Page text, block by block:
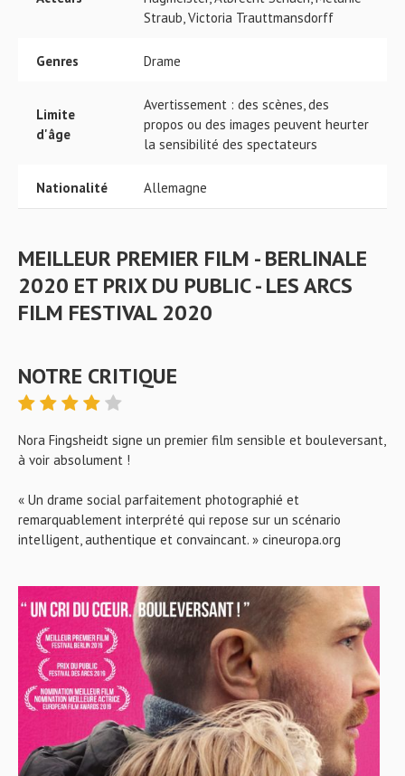
Straub, Victoria Trauttmansdorff
Genres Drame
Limite
d'âge
Avertissement : des scènes, des
propos ou des images peuvent heurter
la sensibilité des spectateurs
Nationalité Allemagne
MEILLEUR PREMIER FILM - BERLINALE
2020 ET PRIX DU PUBLIC - LES ARCS
FILM FESTIVAL 2020
NOTRE CRITIQUE
Nora Fingsheidt signe un premier film sensible et bouleversant,
à voir absolument !
« Un drame social parfaitement photographié et
remarquablement interprété qui repose sur un scénario
intelligent, authentique et convaincant. » cineuropa.org